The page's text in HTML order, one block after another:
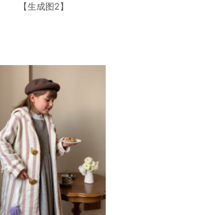
【生成图2】